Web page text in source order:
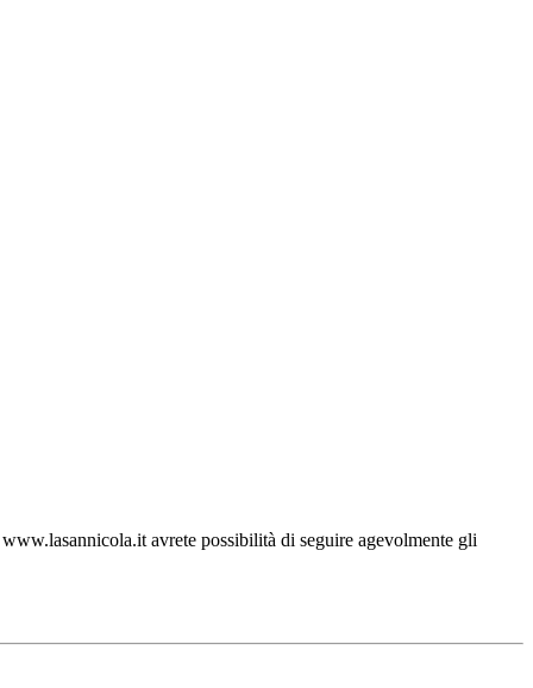
avrete possibilità di seguire agevolmente gli